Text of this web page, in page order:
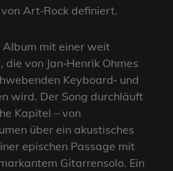
Art‑Rock definiert.
Album mit einer weit
von Jan‑Henrik Ohmes
Keyboard‑ und
wird. Der Song durchläuft
Kapitel – von
über ein akustisches
epischen Passage mit
Gitarrensolo. Ein